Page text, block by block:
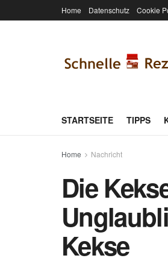
Home Datenschutz Cookie
STARTSEITE TIPPS
Home Nachricht
Die
Kekse